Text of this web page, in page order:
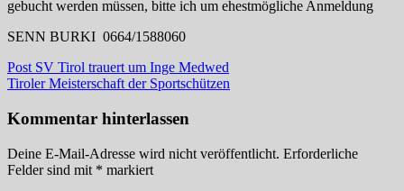
gebucht werden müssen, bitte ich um ehestmögliche Anmeldung
SENN BURKI 0664/1588060
Beitragsnavigation
Vorheriger
Beitrag:
Post SV Tirol trauert um Inge Medwed
Nächster
Tiroler Meisterschaft der Sportschützen
Kommentar hinterlassen
Deine E-Mail-Adresse wird nicht veröffentlicht. Erforderliche
Felder sind mit * markiert